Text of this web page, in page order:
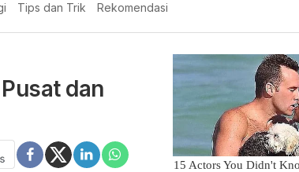
Tips dan Trik Rekomendasi
dan